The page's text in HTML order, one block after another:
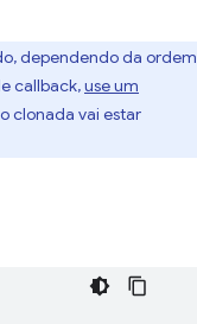
dependendo da ordem
callback,use um
clonada vai estar